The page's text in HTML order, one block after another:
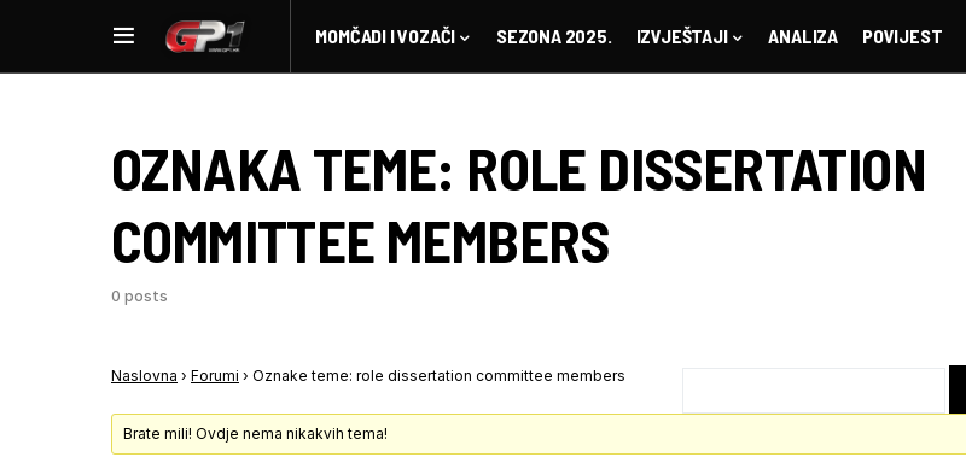
MOMČADI I VOZAČI SEZONA 2025. IZVJEŠTAJI ANALIZA POVIJEST
OZNAKA TEME: ROLE DISSERTATION
COMMITTEE MEMBERS
0 posts
Naslovna › Forumi › Oznake teme: role dissertation committee members
Brate mili! Ovdje nema nikakvih tema!